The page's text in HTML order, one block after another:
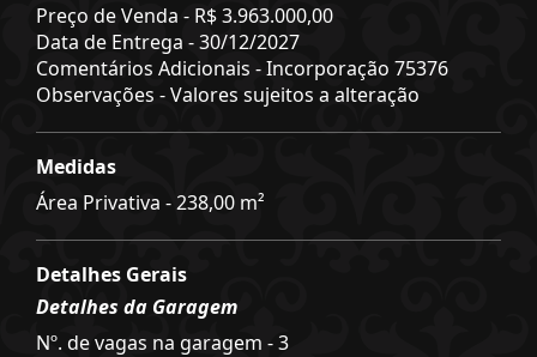
Preço de Venda - R$ 3.963.000,00
Data de Entrega - 30/12/2027
Comentários Adicionais - Incorporação 75376
Observações - Valores sujeitos a alteração
Medidas
Área Privativa - 238,00 m²
Detalhes Gerais
Detalhes da Garagem
Nº. de vagas na garagem - 3